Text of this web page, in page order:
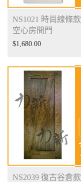
NS1021 時尚線條款
空心房間門
$1,680.00
NS2039 復古谷倉款